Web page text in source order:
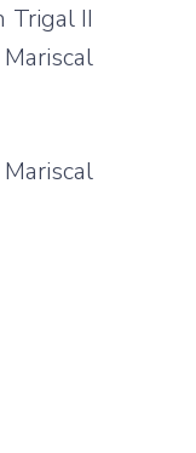
Trigal II